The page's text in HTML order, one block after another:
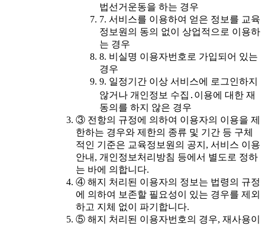
법선거운동을 하는 경우
7. 서비스를 이용하여 얻은 정보를 교육
정보원의 동의 없이 상업적으로 이용하
는 경우
8. 비실명 이용자번호로 가입되어 있는
경우
9. 일정기간 이상 서비스에 로그인하지
않거나 개인정보 수집․이용에 대한 재
동의를 하지 않은 경우
③ 전항의 규정에 의하여 이용자의 이용을 제
한하는 경우와 제한의 종류 및 기간 등 구체
적인 기준은 교육정보원의 공지, 서비스 이용
안내, 개인정보처리방침 등에서 별도로 정하
는 바에 의합니다.
④ 해지 처리된 이용자의 정보는 법령의 규정
에 의하여 보존할 필요성이 있는 경우를 제외
하고 지체 없이 파기합니다.
⑤ 해지 처리된 이용자번호의 경우, 재사용이